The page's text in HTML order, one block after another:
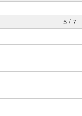
5 / 7